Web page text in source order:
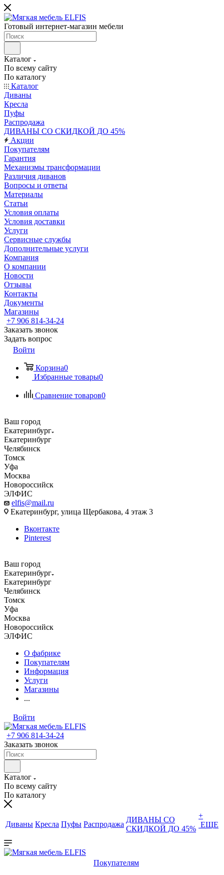
Готовый интернет-магазин мебели
Каталог
По всему сайту
По каталогу
Каталог
Диваны
Кресла
Пуфы
Распродажа
ДИВАНЫ СО СКИДКОЙ ДО 45%
Акции
Покупателям
Гарантия
Механизмы трансформации
Различия диванов
Вопросы и ответы
Материалы
Статьи
Условия оплаты
Условия доставки
Услуги
Сервисные службы
Дополнительные услуги
Компания
О компании
Новости
Отзывы
Контакты
Документы
Магазины
+7 906 814-34-24
Заказать звонок
Задать вопрос
Войти
Корзина0
Избранные товары0
Сравнение товаров0
Ваш город
Екатеринбург
Екатеринбург
Челябинск
Томск
Уфа
Москва
Новороссийск
ЭЛФИС
elfis@mail.ru
Екатеринбург, улица Щербакова, 4 этаж 3
Вконтакте
Pinterest
Ваш город
Екатеринбург
Екатеринбург
Челябинск
Томск
Уфа
Москва
Новороссийск
ЭЛФИС
О фабрике
Покупателям
Информация
Услуги
Магазины
...
Войти
+7 906 814-34-24
Заказать звонок
Каталог
По всему сайту
По каталогу
Диваны Кресла Пуфы Распродажа
ДИВАНЫ СО
СКИДКОЙ ДО 45%
+
ЕЩЕ
Покупателям